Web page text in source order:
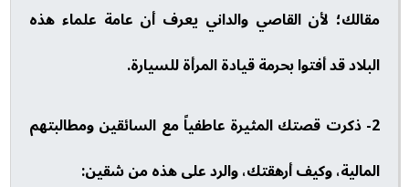
مقالك؛ لأن القاصي والداني يعرف أن عامة علماء هذه
البلاد قد أفتوا بحرمة قيادة المرأة للسيارة.
2- ذكرت قصتك المثيرة عاطفياً مع السائقين ومطالبتهم
المالية، وكيف أرهقتك، والرد على هذه من شقين: